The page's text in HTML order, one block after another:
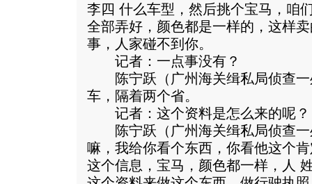
李四 什么车型，然后挑个宝马，咱
全部弄好，颜色都是一样的，这样
事，人家碰不到你。
记者：一点事没有？
陈宁跃（广州海关缉私局侦查一
车，隔着两个省。
记者：这个资料是怎么来的呢？
陈宁跃（广州海关缉私局侦查一
嘛，我给你看个东西，你看他这个
这个信息，宝马，颜色都一样，人